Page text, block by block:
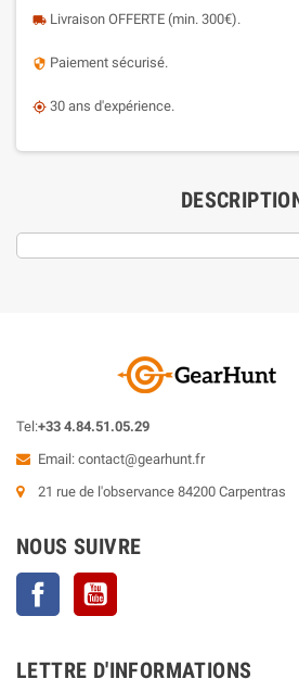
local_shipping Livraison OFFERTE (min. 300€).
security Paiement sécurisé.
my_location 30 ans d'expérience.
Tel:+33 4.84.51.05.29
Email: contact@gearhunt.fr
21 rue de l'observance 84200 Carpentras
NOUS SUIVRE
Facebook
LETTRE D'INFORMATIONS